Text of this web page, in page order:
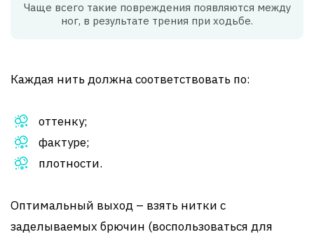
Чаще всего такие повреждения появляются между
ног, в результате трения при ходьбе.
Каждая нить должна соответствовать по:
оттенку;
фактуре;
плотности.
Оптимальный выход – взять нитки с
заделываемых брючин (воспользоваться для